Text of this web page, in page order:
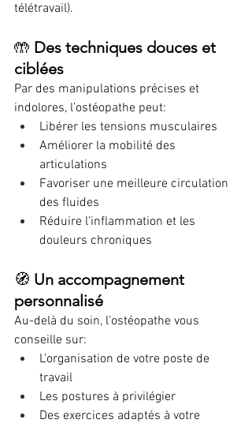
télétravail).
🤲 Des techniques douces et
ciblées
Par des manipulations précises et
indolores, l’ostéopathe peut:
Libérer les tensions musculaires
Améliorer la mobilité des
articulations
Favoriser une meilleure circulation
des fluides
Réduire l’inflammation et les
douleurs chroniques
🧭 Un accompagnement
personnalisé
Au-delà du soin, l’ostéopathe vous
conseille sur:
L’organisation de votre poste de
travail
Les postures à privilégier
Des exercices adaptés à votre